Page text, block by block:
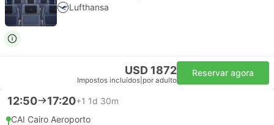
Lufthansa
USD 1872
Impostos incluídos por adulto
Reservar agora
12:50 17:20+1 1d 30m
CAI Cairo Aeroporto